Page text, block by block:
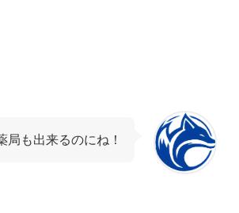
局も出来るのにね！